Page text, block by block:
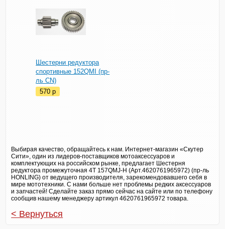
Шестерни редуктора
спортивные 152QMI (пр-
ль CN)
570p
Выбирая качество, обращайтесь к нам. Интернет-магазин «Скутер
Сити», один из лидеров-поставщиков мотоаксессуаров и
комплектующих на российском рынке, предлагает Шестерня
редуктора промежуточная 4T 157QMJ-H (Арт.4620761965972) (пр-ль
HONLING) от ведущего производителя, зарекомендовавшего себя в
мире мототехники. С нами больше нет проблемы редких аксессуаров
и запчастей! Сделайте заказ прямо сейчас на сайте или по телефону
сообщив нашему менеджеру артикул 4620761965972 товара.
< Вернуться